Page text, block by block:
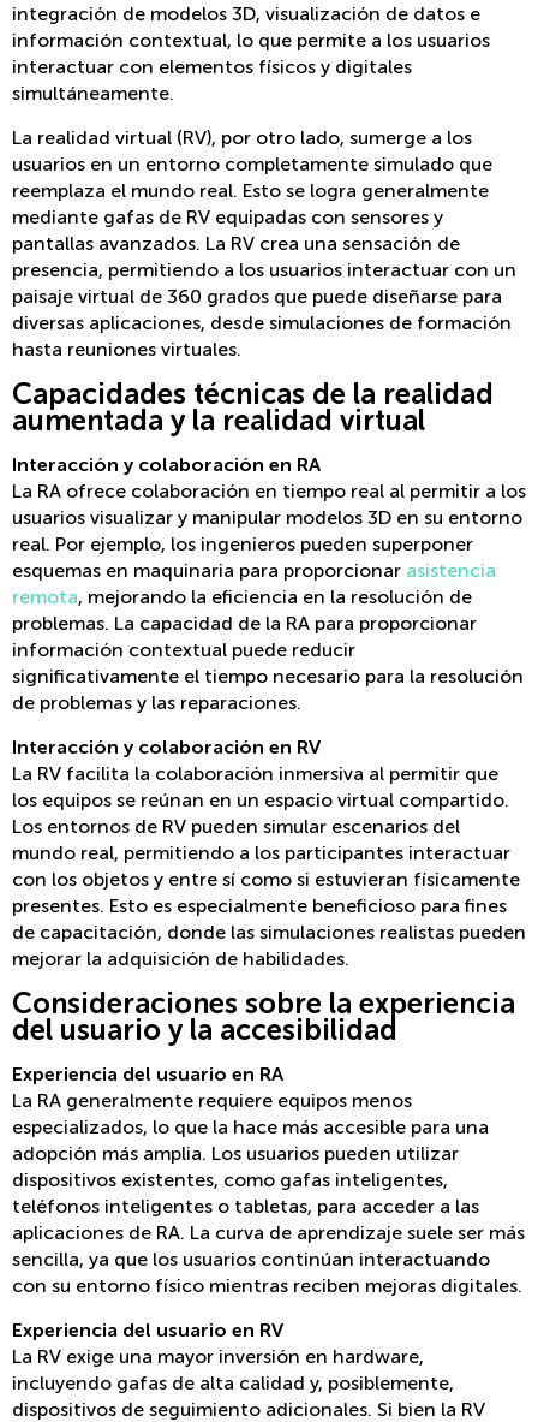
integración de modelos 3D, visualización de datos e
información contextual, lo que permite a los usuarios
interactuar con elementos físicos y digitales
simultáneamente.
La realidad virtual (RV), por otro lado, sumerge a los
usuarios en un entorno completamente simulado que
reemplaza el mundo real. Esto se logra generalmente
mediante gafas de RV equipadas con sensores y
pantallas avanzados. La RV crea una sensación de
presencia, permitiendo a los usuarios interactuar con un
paisaje virtual de 360 ​​grados que puede diseñarse para
diversas aplicaciones, desde simulaciones de formación
hasta reuniones virtuales.
Capacidades técnicas de la realidad
aumentada y la realidad virtual
Interacción y colaboración en RA
La RA ofrece colaboración en tiempo real al permitir a los
usuarios visualizar y manipular modelos 3D en su entorno
real. Por ejemplo, los ingenieros pueden superponer
esquemas en maquinaria para proporcionar asistencia
remota, mejorando la eficiencia en la resolución de
problemas. La capacidad de la RA para proporcionar
información contextual puede reducir
significativamente el tiempo necesario para la resolución
de problemas y las reparaciones.
Interacción y colaboración en RV
La RV facilita la colaboración inmersiva al permitir que
los equipos se reúnan en un espacio virtual compartido.
Los entornos de RV pueden simular escenarios del
mundo real, permitiendo a los participantes interactuar
con los objetos y entre sí como si estuvieran físicamente
presentes. Esto es especialmente beneficioso para fines
de capacitación, donde las simulaciones realistas pueden
mejorar la adquisición de habilidades.
Consideraciones sobre la experiencia
del usuario y la accesibilidad
Experiencia del usuario en RA
La RA generalmente requiere equipos menos
especializados, lo que la hace más accesible para una
adopción más amplia. Los usuarios pueden utilizar
dispositivos existentes, como gafas inteligentes,
teléfonos inteligentes o tabletas, para acceder a las
aplicaciones de RA. La curva de aprendizaje suele ser más
sencilla, ya que los usuarios continúan interactuando
con su entorno físico mientras reciben mejoras digitales.
Experiencia del usuario en RV
La RV exige una mayor inversión en hardware,
incluyendo gafas de alta calidad y, posiblemente,
dispositivos de seguimiento adicionales. Si bien la RV